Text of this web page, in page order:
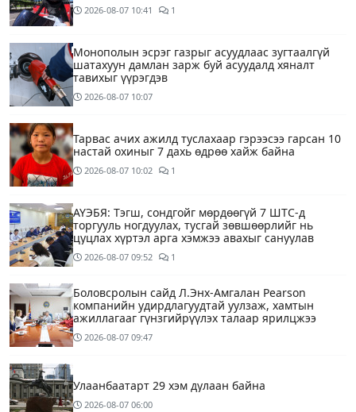
2026-08-07 10:41 1
Монополын эсрэг газрыг асуудлаас зугтаалгүй
шатахуун дамлан зарж буй асуудалд хяналт
тавихыг үүрэгдэв
2026-08-07 10:07
Тарвас ачих ажилд туслахаар гэрээсээ гарсан 10
настай охиныг 7 дахь өдрөө хайж байна
2026-08-07 10:02 1
АҮЭБЯ: Тэгш, сондгойг мөрдөөгүй 7 ШТС-д
торгууль ногдуулах, тусгай зөвшөөрлийг нь
цуцлах хүртэл арга хэмжээ авахыг сануулав
2026-08-07 09:52 1
Боловсролын сайд Л.Энх-Амгалан Pearson
компанийн удирдлагуудтай уулзаж, хамтын
ажиллагааг гүнзгийрүүлэх талаар ярилцжээ
2026-08-07 09:47
Улаанбаатарт 29 хэм дулаан байна
2026-08-07 06:00